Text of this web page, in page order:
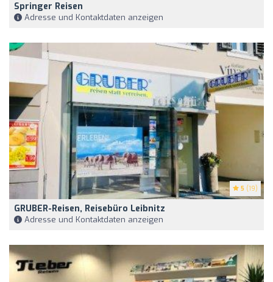
Springer Reisen
Adresse und Kontaktdaten anzeigen
5 (19)
GRUBER-Reisen, Reisebüro Leibnitz
Adresse und Kontaktdaten anzeigen